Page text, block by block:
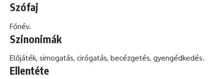
Szófaj
Főnév.
Szinonimák
Előjáték, simogatás, cirógatás, becézgetés, gyengédkedés.
Ellentéte